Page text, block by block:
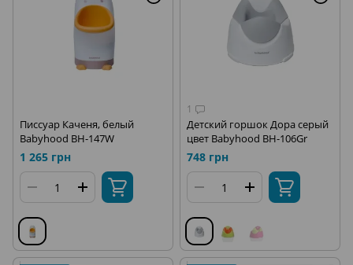
Писсуар Каченя, белый
Babyhood BH-147W
1 265 грн
1
Детский горшок Дора серый
цвет Babyhood ВН-106Gr
748 грн